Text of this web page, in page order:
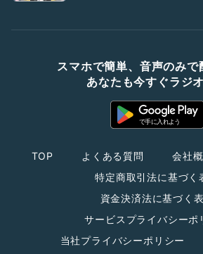
スマホで簡単、音声のみで
あなたも今すぐラジ
TOP よくある質問 会社
特定商取引法に基づく
資金決済法に基づく
サービスプライバシーポ
当社プライバシーポリシー